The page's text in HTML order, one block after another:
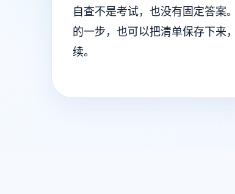
自查不是考试，也没有固定答案
的一步，也可以把清单保存下来
续。